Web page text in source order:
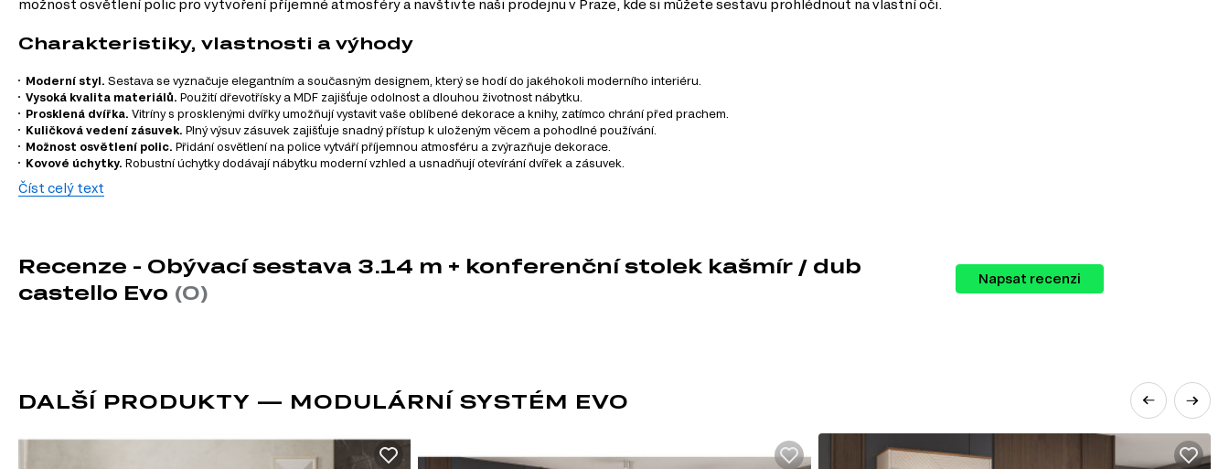
možnost osvětlení polic pro vytvoření příjemné atmosféry a navštivte naši prodejnu v Praze, kde si můžete sestavu prohlédnout na vlastní oči.
Charakteristiky, vlastnosti a výhody
Moderní styl. Sestava se vyznačuje elegantním a současným designem, který se hodí do jakéhokoli moderního interiéru.
Vysoká kvalita materiálů. Použití dřevotřísky a MDF zajišťuje odolnost a dlouhou životnost nábytku.
Prosklená dvířka. Vitríny s prosklenými dvířky umožňují vystavit vaše oblíbené dekorace a knihy, zatímco chrání před prachem.
Kuličková vedení zásuvek. Plný výsuv zásuvek zajišťuje snadný přístup k uloženým věcem a pohodlné používání.
Možnost osvětlení polic. Přidání osvětlení na police vytváří příjemnou atmosféru a zvýrazňuje dekorace.
Kovové úchytky. Robustní úchytky dodávají nábytku moderní vzhled a usnadňují otevírání dvířek a zásuvek.
Informace o sestavě
TV stolek 2d/180 [EO3] kašmír / dub castello Evo, 1 ks – 183.40 cm x 55.20 cm x 40.00 cm
Vitrína 1d1w [EO6] kašmír / dub castello Evo, 1 ks – 63.40 cm x 194.60 cm x 40.00 cm
Vitrína nízká 1d1w [EO7] kašmír / dub castello Evo, 1 ks – 68.40 cm x 135.20 cm x 40.00 cm
TV stolky
Číst celý text
Recenze - Obývací sestava 3.14 m + konferenční stolek kašmír / dub
castello Evo (0)
Napsat recenzi
DALŠÍ PRODUKTY — MODULÁRNÍ SYSTÉM EVO